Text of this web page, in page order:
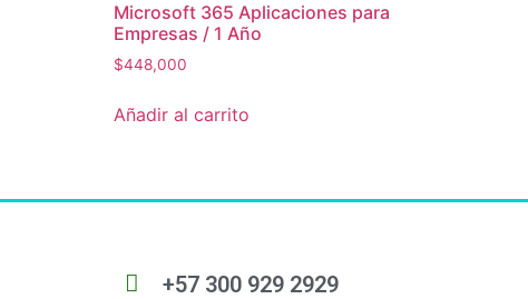
Microsoft 365 Aplicaciones para
Empresas / 1 Año
$448,000
Añadir al carrito
+57 300 929 2929